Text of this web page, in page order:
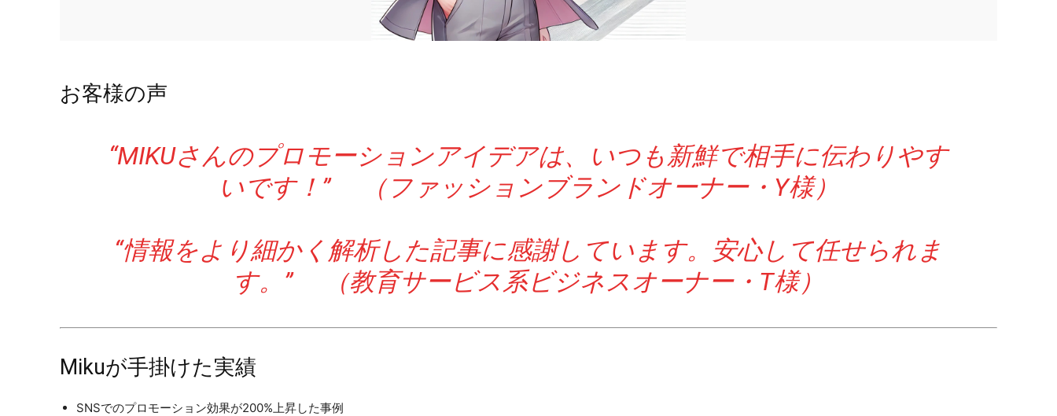
お客様の声
“MIKUさんのプロモーションアイデアは、いつも新鮮で相手に伝わりやす
いです！” （ファッションブランドオーナー・Y様）
“情報をより細かく解析した記事に感謝しています。安心して任せられま
す。” （教育サービス系ビジネスオーナー・T様）
Mikuが手掛けた実績
SNSでのプロモーション効果が200%上昇した事例